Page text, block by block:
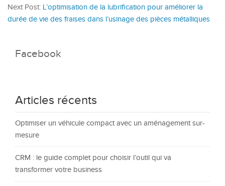
Next Post: L’optimisation de la lubrification pour améliorer la
durée de vie des fraises dans l’usinage des pièces métalliques
Facebook
Articles récents
Optimiser un véhicule compact avec un aménagement sur-
mesure
CRM : le guide complet pour choisir l’outil qui va
transformer votre business